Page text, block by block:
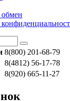
обмен
8(800) 201-68-79
8(4812) 56-17-78
8(920) 665-11-27